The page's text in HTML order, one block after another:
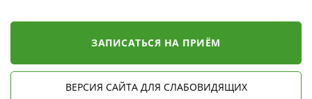
ЗАПИСАТЬСЯ НА ПРИЁМ
ВЕРСИЯ САЙТА ДЛЯ СЛАБОВИДЯЩИХ